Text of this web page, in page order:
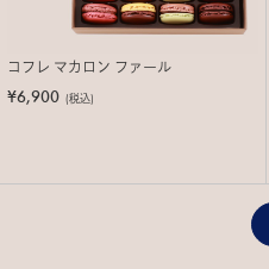
コフレ マカロン ファール
¥6,900 (税込)